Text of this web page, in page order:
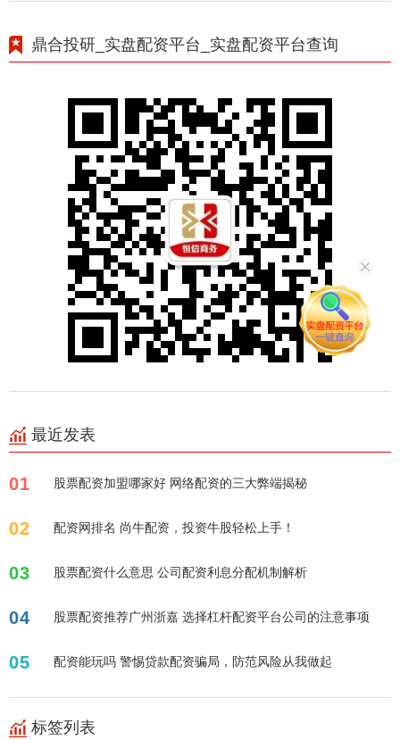
鼎合投研_实盘配资平台_实盘配资平台查询
最近发表
01 股票配资加盟哪家好 网络配资的三大弊端揭秘
02 配资网排名 尚牛配资，投资牛股轻松上手！
03 股票配资什么意思 公司配资利息分配机制解析
04 股票配资推荐广州浙嘉 选择杠杆配资平台公司的注意事项
05 配资能玩吗 警惕贷款配资骗局，防范风险从我做起
标签列表